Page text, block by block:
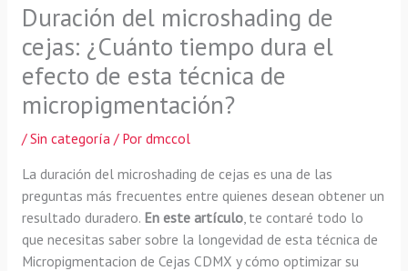
Duración del microshading de
cejas: ¿Cuánto tiempo dura el
efecto de esta técnica de
micropigmentación?
/Sin categoría/ Por dmccol
La duración del microshading de cejas es una de las
preguntas más frecuentes entre quienes desean obtener un
resultado duradero. En este artículo, te contaré todo lo
que necesitas saber sobre la longevidad de esta técnica de
Micropigmentacion de Cejas CDMX y cómo optimizar su